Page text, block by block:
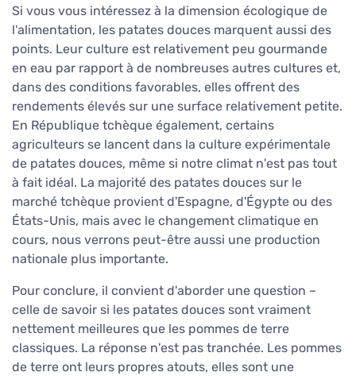
Si vous vous intéressez à la dimension écologique de
l'alimentation, les patates douces marquent aussi des
points. Leur culture est relativement peu gourmande
en eau par rapport à de nombreuses autres cultures et,
dans des conditions favorables, elles offrent des
rendements élevés sur une surface relativement petite.
En République tchèque également, certains
agriculteurs se lancent dans la culture expérimentale
de patates douces, même si notre climat n'est pas tout
à fait idéal. La majorité des patates douces sur le
marché tchèque provient d'Espagne, d'Égypte ou des
États-Unis, mais avec le changement climatique en
cours, nous verrons peut-être aussi une production
nationale plus importante.
Pour conclure, il convient d'aborder une question –
celle de savoir si les patates douces sont vraiment
nettement meilleures que les pommes de terre
classiques. La réponse n'est pas tranchée. Les pommes
de terre ont leurs propres atouts, elles sont une